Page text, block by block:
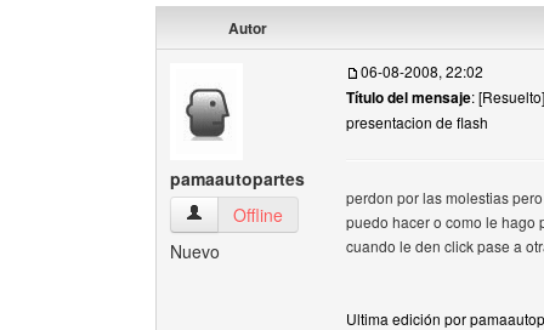
Autor
pamaautopartes
pamaautopartes Ver perfil del usuario
Offline
Nuevo
06-08-2008, 22:02
Título del mensaje:
presentacion de flash
perdon por las molestias
puedo hacer o como le hago
cuando le den click pase a
Ultima edición por